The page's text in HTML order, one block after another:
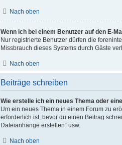
Nach oben
Wenn ich bei einem Benutzer auf den E-
Nur registrierte Benutzer dürfen die
Missbrauch dieses Systems durch Gäste
Nach oben
Beiträge schreiben
Wie erstelle ich ein neues Thema oder
Um ein neues Thema in einem Forum zu
erforderlich ist, bevor du einen Beitrag
Dateianhänge erstellen“ usw.
Nach oben